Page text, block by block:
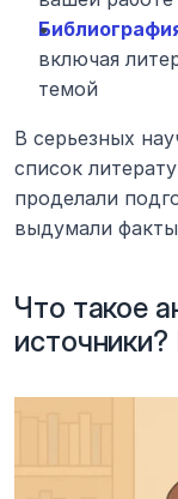
включая
темой
В серьезных
список
проделали
выдумали
Что такое